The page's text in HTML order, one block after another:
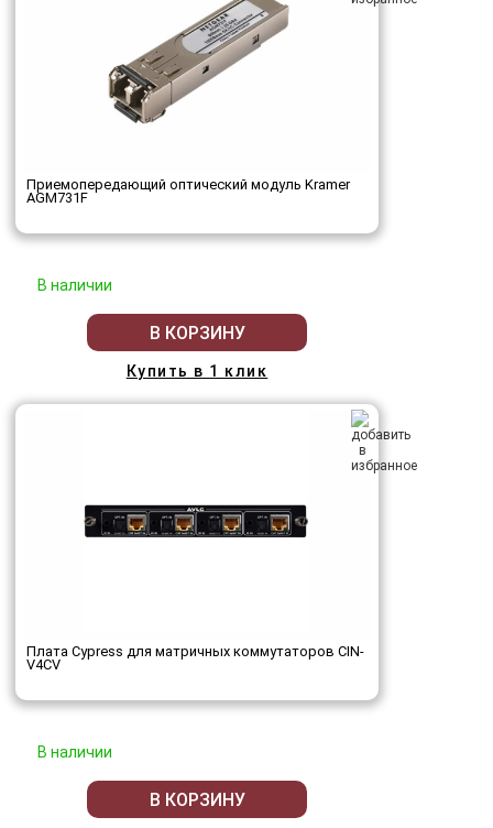
Приемопередающий оптический модуль Kramer
AGM731F
В наличии
В КОРЗИНУ
Купить в 1 клик
Плата Cypress для матричных коммутаторов CIN-
V4CV
В наличии
В КОРЗИНУ